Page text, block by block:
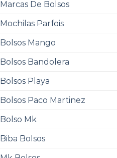
Marcas De Bolsos
Mochilas Parfois
Bolsos Mango
Bolsos Bandolera
Bolsos Playa
Bolsos Paco Martinez
Bolso Mk
Biba Bolsos